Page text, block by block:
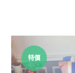
特價